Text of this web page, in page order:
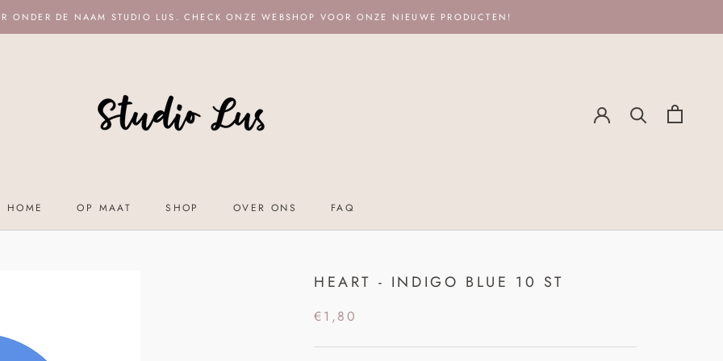
ONDER DE NAAM STUDIO LUS. CHECK ONZE WEBSHOP VOOR ONZE NIEUWE PRODUCTEN!
HOME
OP MAAT
SHOP
OVER ONS
FAQ
HEART - INDIGO BLUE 10 ST
€1,80